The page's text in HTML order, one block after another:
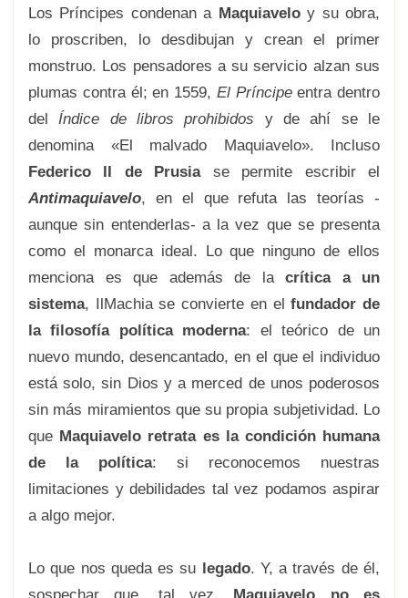
Los Príncipes condenan a Maquiaveloy su obra,
lo proscriben, lo desdibujan y crean el primer
monstruo. Los pensadores a su servicio alzan sus
plumas contra él; en 1559, El Príncipeentra dentro
delÍndice de libros prohibidos y de ahí se le
denomina «El malvado Maquiavelo». Incluso
Federico II de Prusiase permite escribir el
Antimaquiavelo, en el que refuta las teorías -
aunque sin entenderlas- a la vez que se presenta
como el monarca ideal. Lo que ninguno de ellos
menciona es que además de la crítica a un
sistema, IlMachia se convierte en elfundador de
la filosofía política moderna: el teórico de un
nuevo mundo, desencantado, en el que el individuo
está solo, sin Dios y a merced de unos poderosos
sin más miramientos que su propia subjetividad. Lo
que Maquiavelo retrata es la condición humana
de la política: si reconocemos nuestras
limitaciones y debilidades tal vez podamos aspirar
a algo mejor.
Lo que nos queda es su legado. Y, a través de él,